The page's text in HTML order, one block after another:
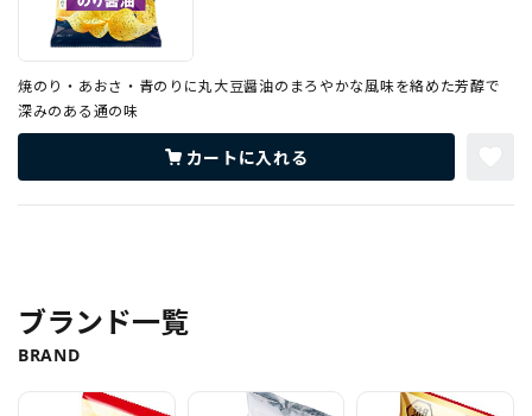
焼のり・あおさ・青のりに丸大豆醤油のまろやかな風味を絡めた芳醇で
深みのある通の味
カートに入れる
ブランド一覧
BRAND